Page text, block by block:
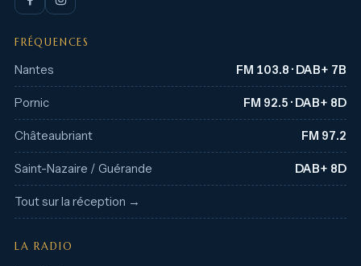
FRÉQUENCES
Nantes FM 103.8 · DAB+ 7B
Pornic FM 92.5 · DAB+ 8D
Châteaubriant FM 97.2
Saint-Nazaire / Guérande DAB+ 8D
Tout sur la réception →
LA RADIO